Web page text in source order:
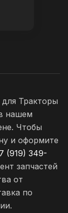
Тракторы
нашем
Чтобы
и оформите
(919) 349-
запчастей
от
по